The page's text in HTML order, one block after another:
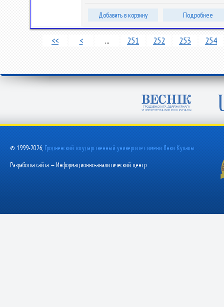
Добавить в корзину Подробнее
<< < ... 251 252 253 254
© 1999-2026, Гродненский государственный университет имени Янки Купалы
Разработка сайта — Информационно-аналитический центр